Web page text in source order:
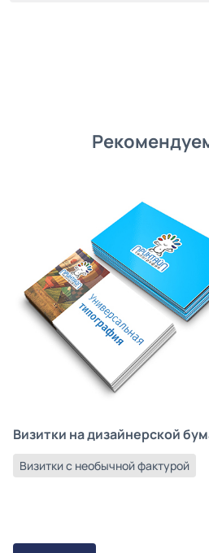
Визитки на дизайнерской
Визитки с необычной фактурой